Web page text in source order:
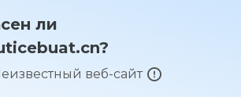
ли
веб-сайт